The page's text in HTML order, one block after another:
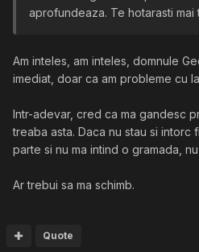
aprofundeaza. Te hotarasti mai
Am inteles, am inteles, domnule
imediat, doar ca am probleme cu
Intr-adevar, cred ca ma gandesc
treaba asta. Daca nu stau si
parte si nu ma intind o gramada,
Ar trebui sa ma schimb.
Quote